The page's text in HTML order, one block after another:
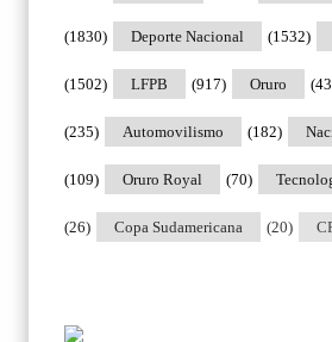
Deporte Nacional
(1830) (1532)
LFPB
(1502) Oruro
(917)
Automovilismo
(235) (182)
Oruro Royal
(109) (70)
Copa Sudamericana
(26) (20)